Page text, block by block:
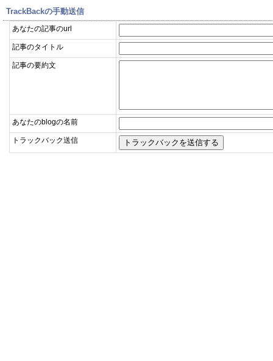
TrackBackの手動送信
あなたの記事のurl
記事のタイトル
記事の要約文
あなたのblogの名前
トラックバック送信